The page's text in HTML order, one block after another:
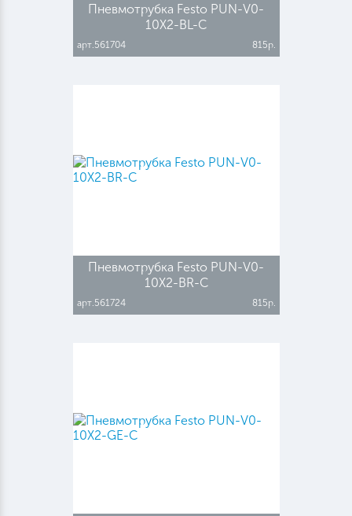
Пневмотрубка Festo PUN-V0-
10X2-BL-C
арт.561704 815р.
Пневмотрубка Festo PUN-V0-
10X2-BR-C
арт.561724 815р.